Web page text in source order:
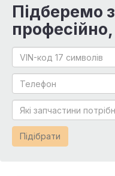
Підберемо
Підібрати